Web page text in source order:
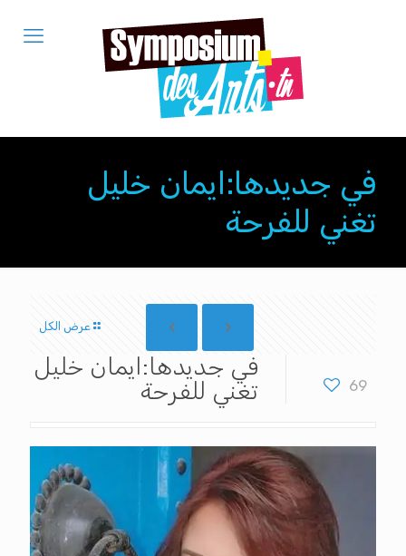
في جديدها:ايمان خليل
تغني للفرحة
عرض الكل
69
في جديدها:ايمان خليل
تغني للفرحة